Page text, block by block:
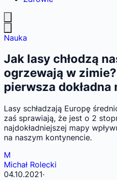
Nauka
Jak lasy chłodzą
ogrzewają w zimie?
pierwsza dokładna
Lasy schładzają Europę
zaś sprawiają, że jest o 2
najdokładniejszej mapy
na naszym kontynencie.
M
Michał Rolecki
04.10.2021·